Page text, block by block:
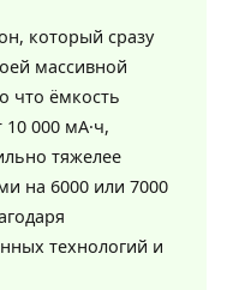
который сразу
массивной
что ёмкость
10 000 мА·ч,
тяжелее
на 6000 или 7000
технологий и